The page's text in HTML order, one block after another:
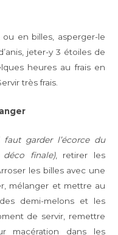
en billes, asperger-le
jeter-y 3 étoiles de
heures au frais en
très frais.
faut garder l’écorce du
finale), retirer les
les billes avec une
mélanger et mettre au
demi-melons et les
de servir, remettre
macération dans les